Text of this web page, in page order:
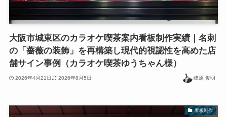
大阪市城東区のカラオケ喫茶案内看板制作実績｜名刺
の「薔薇の装飾」を再構築し現代的視認性を高めた店
舗サイン事例（カラオケ喫茶ゆうちゃん様）
2026年4月21日 2026年8月5日 峰原 俊明
看板制作